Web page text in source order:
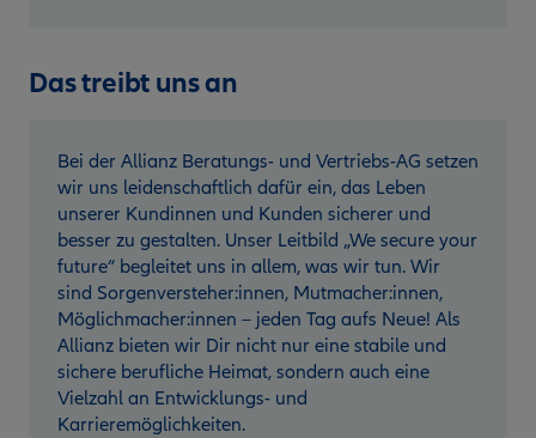
Das treibt uns an
Bei der Allianz Beratungs- und Vertriebs-AG setzen
wir uns leidenschaftlich dafür ein, das Leben
unserer Kundinnen und Kunden sicherer und
besser zu gestalten. Unser Leitbild „We secure your
future“ begleitet uns in allem, was wir tun. Wir
sind Sorgenversteher:innen, Mutmacher:innen,
Möglichmacher:innen – jeden Tag aufs Neue! Als
Allianz bieten wir Dir nicht nur eine stabile und
sichere berufliche Heimat, sondern auch eine
Vielzahl an Entwicklungs- und
Karrieremöglichkeiten.